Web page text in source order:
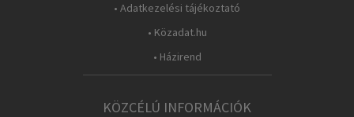
• Adatkezelési tájékoztató
• Közadat.hu
• Házirend
KÖZCÉLÚ INFORMÁCIÓK